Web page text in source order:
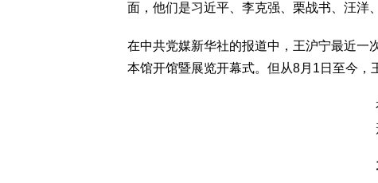
面，他们是习近平、李克强、栗战书、汪洋
在中共党媒新华社的报道中，王沪宁最近一
本馆开馆暨展览开幕式。但从8月1日至今，